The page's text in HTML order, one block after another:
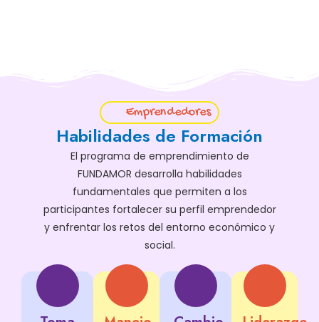
Emprendedores
Habilidades de Formación
El programa de emprendimiento de
FUNDAMOR desarrolla habilidades
fundamentales que permiten a los
participantes fortalecer su perfil emprendedor
y enfrentar los retos del entorno económico y
social.